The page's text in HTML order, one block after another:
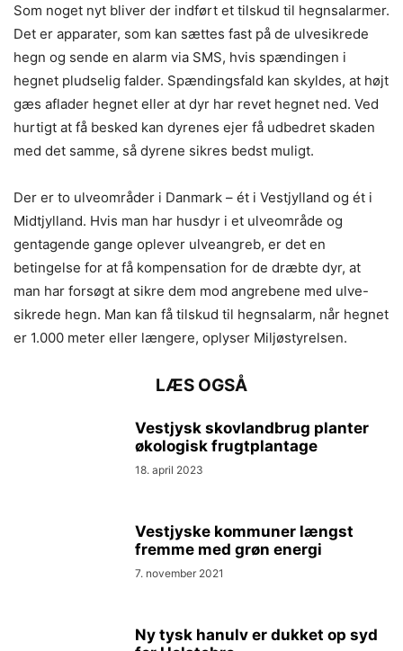
Som noget nyt bliver der indført et tilskud til hegnsalarmer.
Det er apparater, som kan sættes fast på de ulvesikrede
hegn og sende en alarm via SMS, hvis spændingen i
hegnet pludselig falder. Spændingsfald kan skyldes, at højt
gæs aflader hegnet eller at dyr har revet hegnet ned. Ved
hurtigt at få besked kan dyrenes ejer få udbedret skaden
med det samme, så dyrene sikres bedst muligt.
Der er to ulveområder i Danmark – ét i Vestjylland og ét i
Midtjylland. Hvis man har husdyr i et ulveområde og
gentagende gange oplever ulveangreb, er det en
betingelse for at få kompensation for de dræbte dyr, at
man har forsøgt at sikre dem mod angrebene med ulve-
sikrede hegn. Man kan få tilskud til hegnsalarm, når hegnet
er 1.000 meter eller længere, oplyser Miljøstyrelsen.
LÆS OGSÅ
Vestjysk skovlandbrug planter
økologisk frugtplantage
18. april 2023
Vestjyske kommuner længst
fremme med grøn energi
7. november 2021
Ny tysk hanulv er dukket op syd